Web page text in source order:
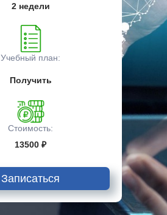
2 недели
Учебный план:
Получить
Стоимость:
13500 ₽
Записаться